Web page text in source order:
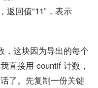
返回值“11”，表示
，这块因为导出的每个
直接用 countif 计数，
了。先复制一份关键